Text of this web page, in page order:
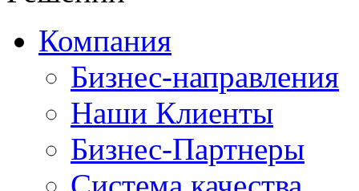
Компания
Бизнес-направления
Наши Клиенты
Бизнес-Партнеры